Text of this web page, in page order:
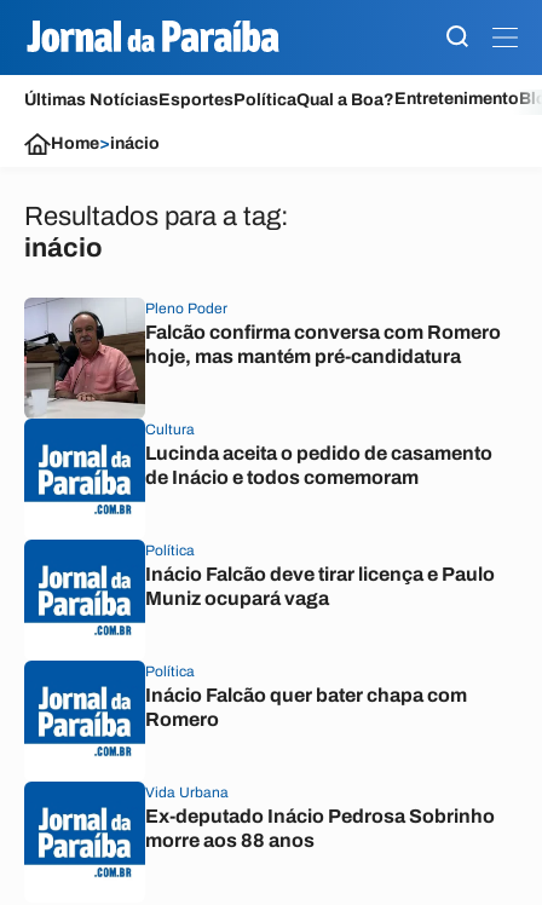
Últimas NotíciasEsportesPolíticaQual a Boa?Entretenimento
Home>inácio
Resultados para a tag:
inácio
Pleno Poder
Falcão confirma conversa com Romero
hoje, mas mantém pré-candidatura
Cultura
Lucinda aceita o pedido de casamento
de Inácio e todos comemoram
Política
Inácio Falcão deve tirar licença e Paulo
Muniz ocupará vaga
Política
Inácio Falcão quer bater chapa com
Romero
Vida Urbana
Ex-deputado Inácio Pedrosa Sobrinho
morre aos 88 anos